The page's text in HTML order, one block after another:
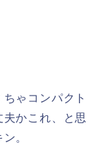
ゃコンパクト
かこれ、と思
。